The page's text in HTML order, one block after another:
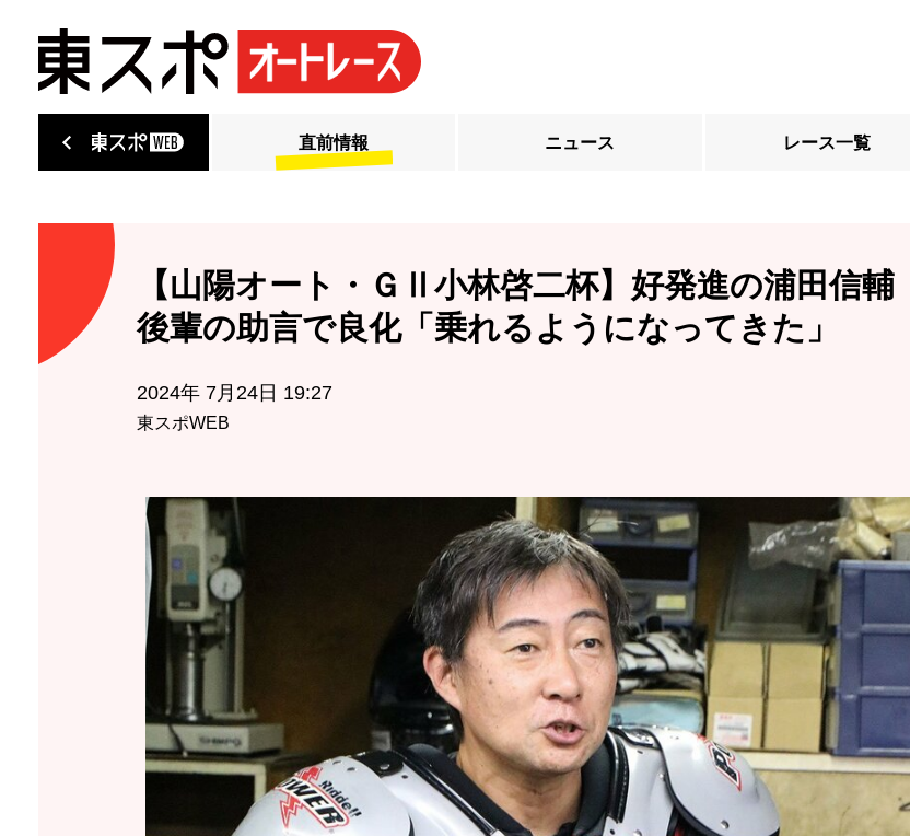
直前情報 ニュース レース一覧
【山陽オート・ＧⅡ小林啓二杯】好発進の浦田信輔
後輩の助言で良化「乗れるようになってきた」
2024年 7月24日 19:27
東スポWEB